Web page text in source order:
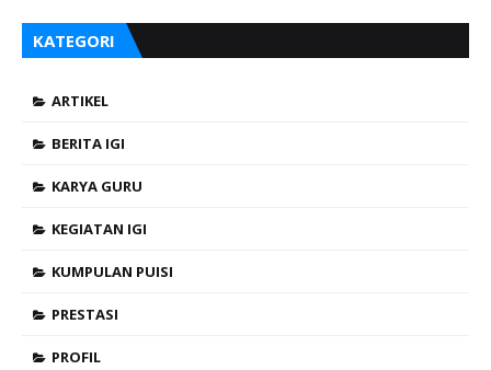
KATEGORI
ARTIKEL
BERITA IGI
KARYA GURU
KEGIATAN IGI
KUMPULAN PUISI
PRESTASI
PROFIL